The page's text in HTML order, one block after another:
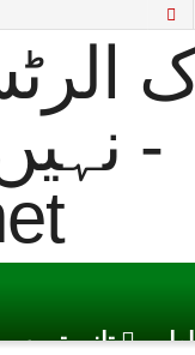
تازہ ترین